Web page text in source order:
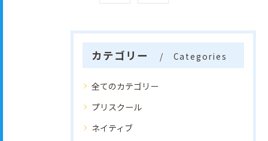
カテゴリー Categories
全てのカテゴリー
プリスクール
ネイティブ